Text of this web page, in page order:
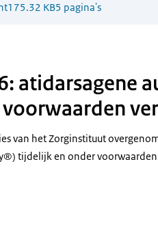
175.32 KB5 pagina's
atidarsagene
van het Zorginstituut
tijdelijk en onder